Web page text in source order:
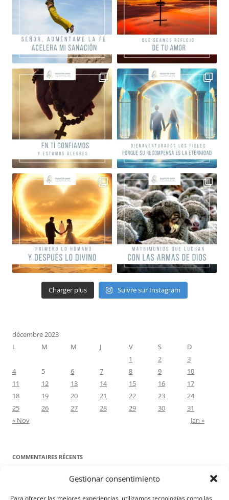
Gestionar consentimiento
Para ofrecer las mejores experiencias, utilizamos tecnologías como las
Charger plus Suivre sur Instagram
décembre 2023
L
M M J V S
D
1
2
3
4
5 6 7 8 9
10
11
12 13 14 15 16
17
18
19 20 21 22 23
24
25
26 27 28 29 30
31
« Nov
Jan »
COMMENTAIRES RÉCENTS
Proyecto Amor ConyugaldansContre toute attente. Commentaire
pour les époux : Luc 12, 8-12